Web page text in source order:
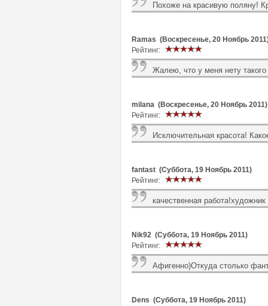
Похоже на красивую поляну!
Ramas (Воскресенье, 20 Ноябрь
Рейтинг:
Жалею, что у меня нету такого
milana (Воскресенье, 20 Ноябрь 2011)
Рейтинг:
Исключительная красота!
fantast (Суббота, 19 Ноябрь 2011)
Рейтинг:
качественная работа!художник
Nik92 (Суббота, 19 Ноябрь 2011)
Рейтинг:
Афигенно)Откуда столько
Dens (Суббота, 19 Ноябрь 2011)